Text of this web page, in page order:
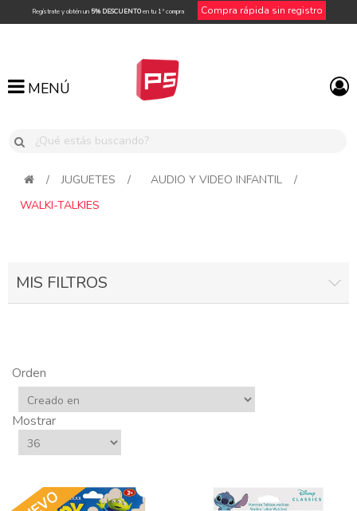
Regístrate y obtén un 5% DESCUENTOen tu 1ª compra Compra rápida sin registro
MENÚ
MENÚ
/ JUGUETES / AUDIO Y VIDEO INFANTIL
/
WALKI-TALKIES
MIS FILTROS
Orden
Mostrar